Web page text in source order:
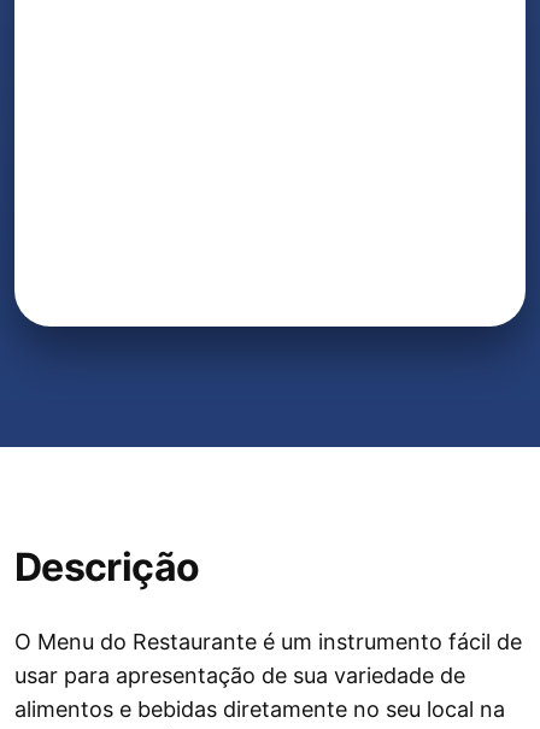
Descrição
O Menu do Restaurante é um instrumento fácil de
usar para apresentação de sua variedade de
alimentos e bebidas diretamente no seu local na